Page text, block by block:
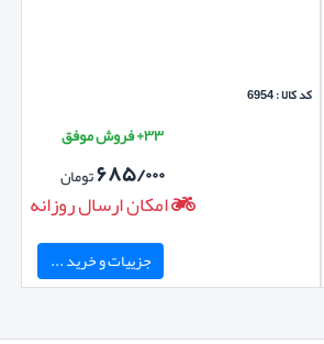
کد کالا : 6954
۳۳+ فروش موفق
۶۸۵/۰۰۰تومان
امکان ارسال روزانه
جزییات و خرید ...